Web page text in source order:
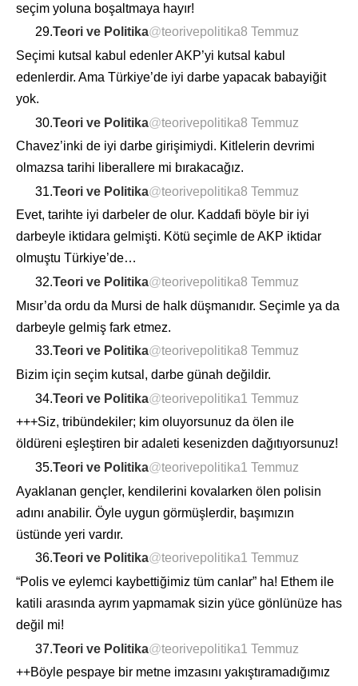
seçim yoluna boşaltmaya hayır!
29.Teori ve Politika@teorivepolitika8 Temmuz
Seçimi kutsal kabul edenler AKP’yi kutsal kabul
edenlerdir. Ama Türkiye’de iyi darbe yapacak babayiğit
yok.
30.Teori ve Politika@teorivepolitika8 Temmuz
Chavez’inki de iyi darbe girişimiydi. Kitlelerin devrimi
olmazsa tarihi liberallere mi bırakacağız.
31.Teori ve Politika@teorivepolitika8 Temmuz
Evet, tarihte iyi darbeler de olur. Kaddafi böyle bir iyi
darbeyle iktidara gelmişti. Kötü seçimle de AKP iktidar
olmuştu Türkiye’de…
32.Teori ve Politika@teorivepolitika8 Temmuz
Mısır’da ordu da Mursi de halk düşmanıdır. Seçimle ya da
darbeyle gelmiş fark etmez.
33.Teori ve Politika@teorivepolitika8 Temmuz
Bizim için seçim kutsal, darbe günah değildir.
34.Teori ve Politika@teorivepolitika1 Temmuz
+++Siz, tribündekiler; kim oluyorsunuz da ölen ile
öldüreni eşleştiren bir adaleti kesenizden dağıtıyorsunuz!
35.Teori ve Politika@teorivepolitika1 Temmuz
Ayaklanan gençler, kendilerini kovalarken ölen polisin
adını anabilir. Öyle uygun görmüşlerdir, başımızın
üstünde yeri vardır.
36.Teori ve Politika@teorivepolitika1 Temmuz
“Polis ve eylemci kaybettiğimiz tüm canlar” ha! Ethem ile
katili arasında ayrım yapmamak sizin yüce gönlünüze has
değil mi!
37.Teori ve Politika@teorivepolitika1 Temmuz
++Böyle pespaye bir metne imzasını yakıştıramadığımız